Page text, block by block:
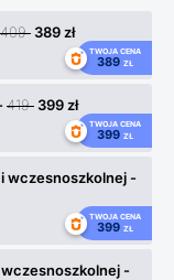
409 389 zł
TWOJA CENA
389 ZŁ
419 399 zł
TWOJA CENA
399 ZŁ
wczesnoszkolnej -
TWOJA CENA
399 ZŁ
-